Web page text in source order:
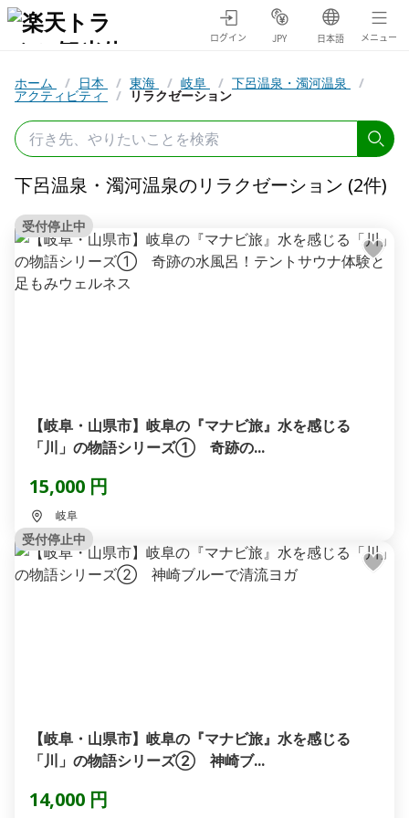
ログイン JPY 日本語 メニュー
ホーム / 日本 / 東海 / 岐阜 / 下呂温泉・濁河温泉 /
アクティビティ / リラクゼーション
下呂温泉・濁河温泉のリラクゼーション (2件)
受付停止中
【岐阜・山県市】岐阜の『マナビ旅』水を感じる
「川」の物語シリーズ① 奇跡の...
15,000 円
岐阜
受付停止中
【岐阜・山県市】岐阜の『マナビ旅』水を感じる
「川」の物語シリーズ② 神崎ブ...
14,000 円